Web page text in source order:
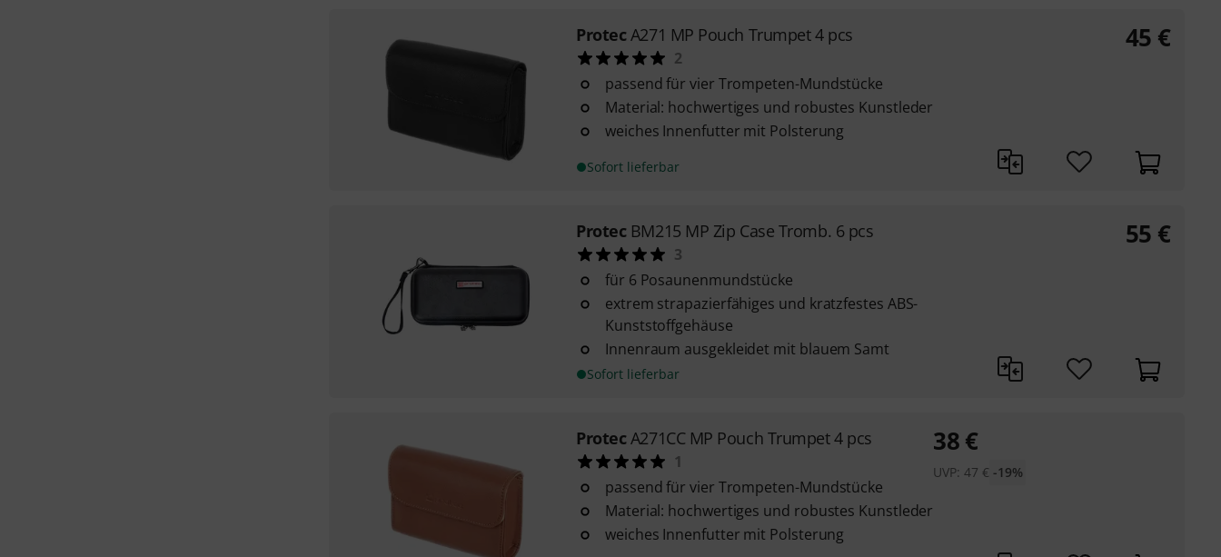
ProtecA271 MP Pouch Trumpet 4 pcs
2
passend für vier Trompeten-Mundstücke
Material: hochwertiges und robustes Kunstleder
weiches Innenfutter mit Polsterung
Sofort lieferbar
45 €
Protec BM215 MP Zip Case Tromb. 6 pcs
3
für 6 Posaunenmundstücke
extrem strapazierfähiges und kratzfestes ABS-
Kunststoffgehäuse
Innenraum ausgekleidet mit blauem Samt
Sofort lieferbar
55 €
ProtecA271CC MP Pouch Trumpet 4 pcs
1
passend für vier Trompeten-Mundstücke
Material: hochwertiges und robustes Kunstleder
weiches Innenfutter mit Polsterung
38 €
UVP:47 € -19%